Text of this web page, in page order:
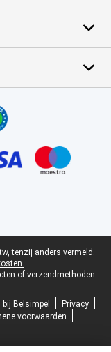
tenzij anders vermeld.
of verzendmethoden:
bij Belsimpel
Privacy
voorwaarden